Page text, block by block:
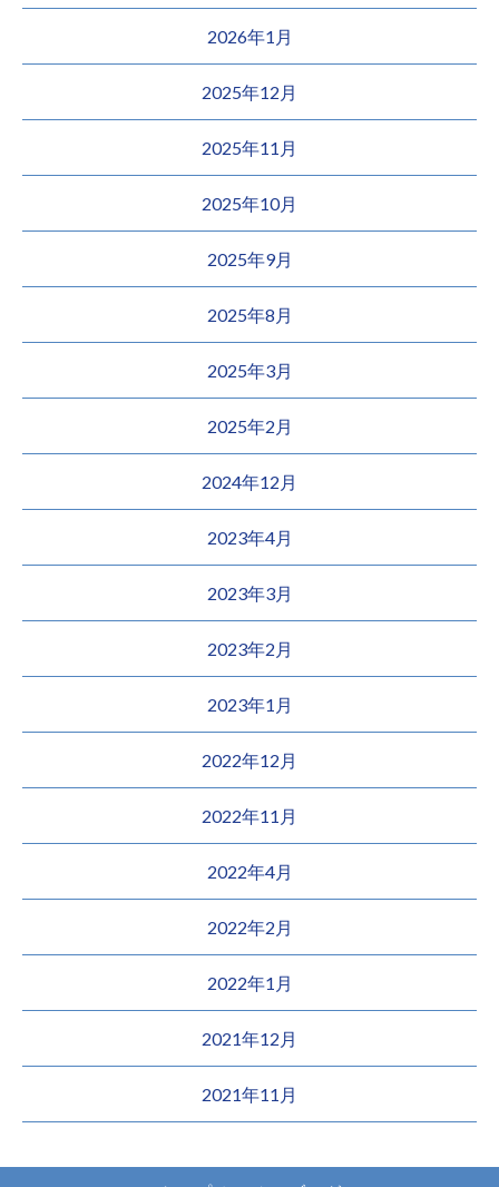
2026年1月
2025年12月
2025年11月
2025年10月
2025年9月
2025年8月
2025年3月
2025年2月
2024年12月
2023年4月
2023年3月
2023年2月
2023年1月
2022年12月
2022年11月
2022年4月
2022年2月
2022年1月
2021年12月
2021年11月